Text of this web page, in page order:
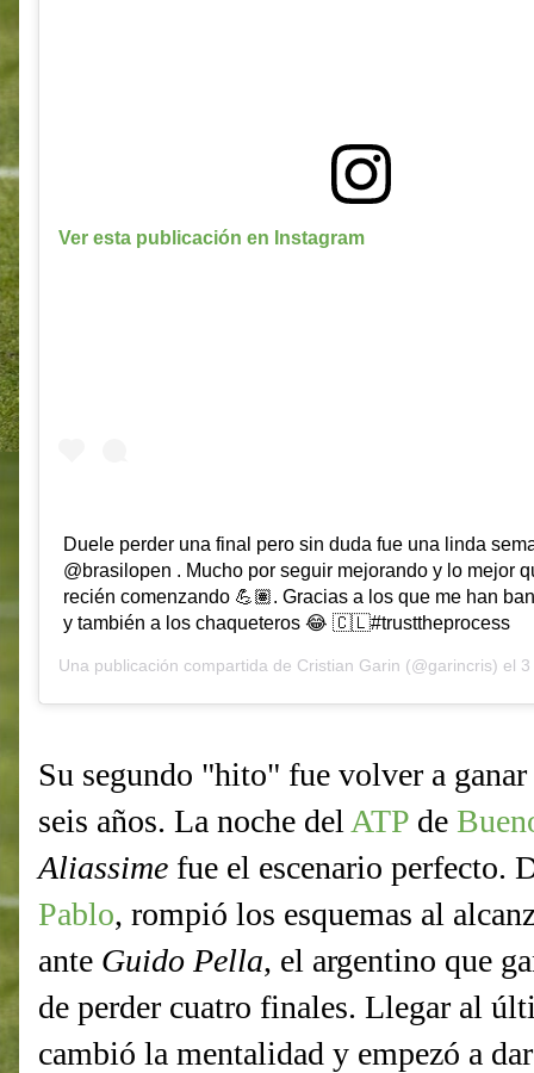
Ver esta publicación en Instagram
Duele perder una final pero sin duda fue una linda
@brasilopen . Mucho por seguir mejorando y lo mejor
recién comenzando 💪🏽. Gracias a los que me han
y también a los chaqueteros 😂 🇨🇱#trusttheprocess
Una publicación compartida de Cristian Garin (@garincris) el 3
Su segundo "hito" fue volver a
seis años. La noche del ATP de
Aliassime fue el escenario perfecto.
Pablo, rompió los esquemas al
ante Guido Pella, el argentino que
de perder cuatro finales. Llegar al
cambió la mentalidad y empezó a